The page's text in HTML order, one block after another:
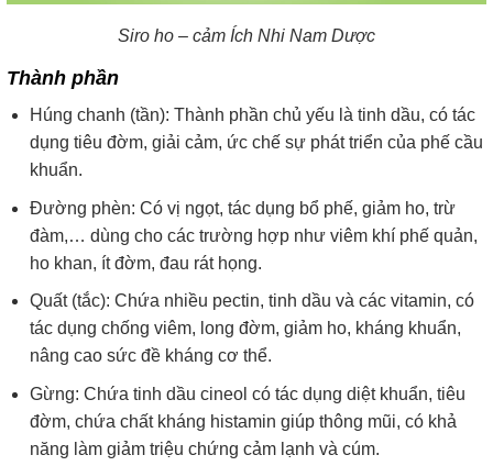
Siro ho – cảm Ích Nhi Nam Dược
Thành phần
Húng chanh (tần): Thành phần chủ yếu là tinh dầu, có tác
dụng tiêu đờm, giải cảm, ức chế sự phát triển của phế cầu
khuẩn.
Đường phèn: Có vị ngọt, tác dụng bổ phế, giảm ho, trừ
đàm,… dùng cho các trường hợp như viêm khí phế quản,
ho khan, ít đờm, đau rát họng.
Quất (tắc): Chứa nhiều pectin, tinh dầu và các vitamin, có
tác dụng chống viêm, long đờm, giảm ho, kháng khuẩn,
nâng cao sức đề kháng cơ thể.
Gừng: Chứa tinh dầu cineol có tác dụng diệt khuẩn, tiêu
đờm, chứa chất kháng histamin giúp thông mũi, có khả
năng làm giảm triệu chứng cảm lạnh và cúm.